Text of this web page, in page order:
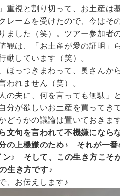
重視と割り切って、お土産は
レームを受けたので、今はそ
ました（笑）。ツアー参加者
観は、「お土産が愛の証明」
動しています（笑）。
ほっつきまわって、奥さんか
われません（笑）。
の夫に、何を言っても無駄」
分が欲しいお土産を買ってき
どうかの議論は置いておきま
文句を言われて不機嫌になら
の上機嫌のため♪ それが一
♪ そして、この生き方こそ
生き方です♪
、お伝えします♪